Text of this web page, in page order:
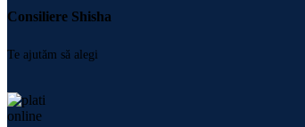
Consiliere Shisha
Te ajutăm să alegi